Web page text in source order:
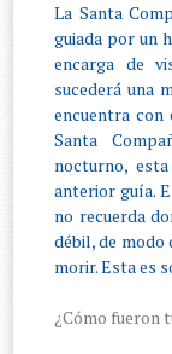
La Santa
guiada por un
encarga de
sucederá una
encuentra con
Santa
nocturno,
anterior guía.
no recuerda
débil, de
morir. Esta es
¿Cómo fueron